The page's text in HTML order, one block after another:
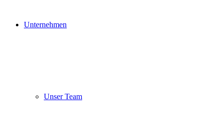
Unternehmen
Unser Team